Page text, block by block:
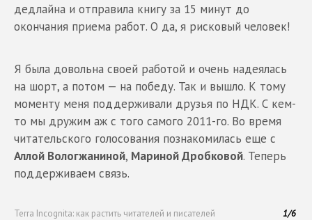
дедлайна и отправила книгу за 15 минут до
окончания приема работ. О да, я рисковый человек!
Я была довольна своей работой и очень надеялась
на шорт, а потом — на победу. Так и вышло. К тому
моменту меня поддерживали друзья по НДК. С кем-
то мы дружим аж с того самого 2011-го. Во время
читательского голосования познакомилась еще с
Аллой Вологжаниной, Мариной Дробковой. Теперь
поддерживаем связь.
Terra Incognita: как растить читателей и писателей 1/6